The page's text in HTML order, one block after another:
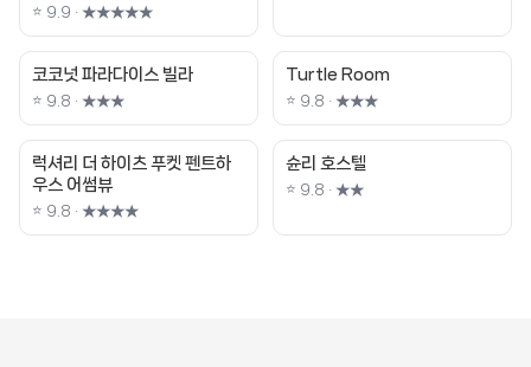
⭐ 9.9 · ★★★★★
코코넛 파라다이스 빌라
⭐ 9.8 · ★★★
Turtle Room
⭐ 9.8 · ★★★
럭셔리 더 하이츠 푸켓 펜트하
우스 어썸뷰
⭐ 9.8 · ★★★★
슌리 호스텔
⭐ 9.8 · ★★